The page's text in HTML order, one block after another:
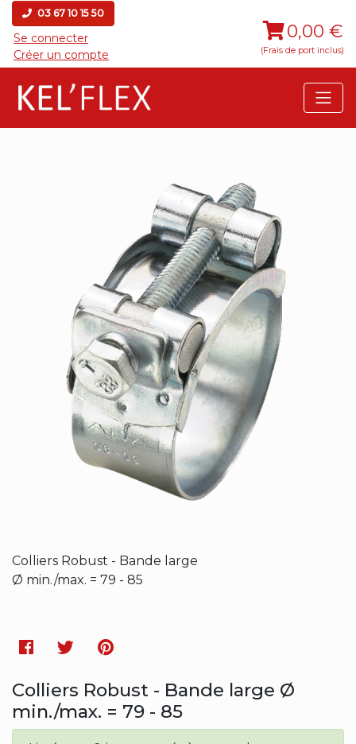
03 67 10 15 50
Se connecter
Créer un compte
0,00 €
(Frais de port inclus)
Colliers Robust - Bande large
Ø min./max. = 79 - 85
Facebook
TwitterPinterest
Colliers Robust - Bande large Ø
min./max. = 79 - 85